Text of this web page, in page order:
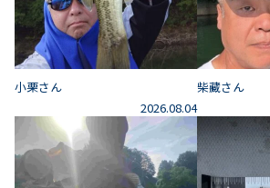
小栗さん
2026.08.04
柴藏さん